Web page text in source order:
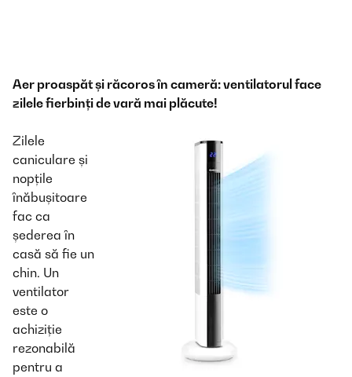
Aer proaspăt și răcoros în cameră: ventilatorul face
zilele fierbinți de vară mai plăcute!
Zilele
caniculare și
nopțile
înăbușitoare
fac ca
șederea în
casă să fie un
chin. Un
ventilator
este o
achiziție
rezonabilă
pentru a